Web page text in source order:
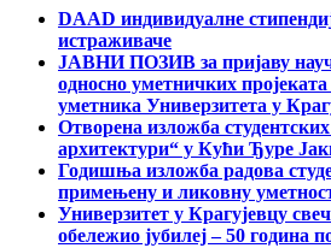
DAAD индивидуалне
истраживаче
ЈАВНИ ПОЗИВ за пријаву
односно уметничких
уметника Универзитета у
Отворена изложба
архитектури“ у Кући Ђуре
Годишња изложба радова
примењену и ликовну
Универзитет у Крагујевцу
обележио јубилеј – 50 година